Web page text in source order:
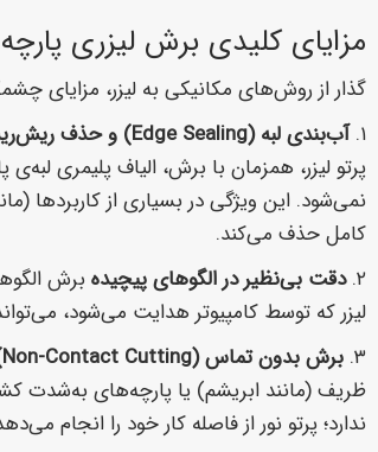
مزایای کلیدی برش لیزری
گذار از روش‌های مکانیکی به لیزر، مزایای
۱. آب‌بندی لبه (Edge Sealing) و حذف ریش‌ریش شدن
کامل حذف می‌کند.
۲. دقت بی‌نظیر در الگوهای پیچیده
لیزر که توسط کامپیوتر هدایت می‌شود،
۳. برش بدون تماس (Non-Contact Cutting)
ظریف (مانند ابریشم) یا پارچه‌های به‌شدت
ندارد؛ پرتو نور از فاصله کار خود را انجام می‌دهد، در